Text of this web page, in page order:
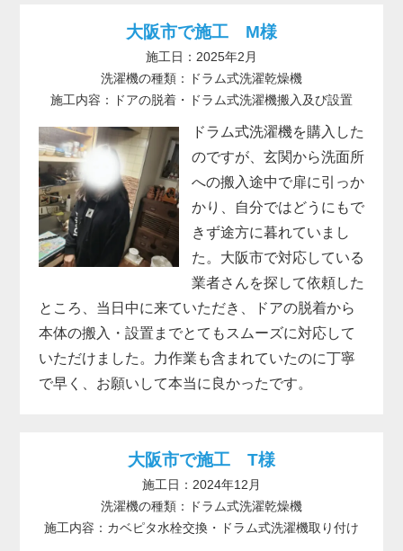
大阪市で施工 M様
施工日：2025年2月
洗濯機の種類：ドラム式洗濯乾燥機
施工内容：ドアの脱着・ドラム式洗濯機搬入及び設置
ドラム式洗濯機を購入した
のですが、玄関から洗面所
への搬入途中で扉に引っか
かり、自分ではどうにもで
きず途方に暮れていまし
た。大阪市で対応している
業者さんを探して依頼した
ところ、当日中に来ていただき、ドアの脱着から
本体の搬入・設置までとてもスムーズに対応して
いただけました。力作業も含まれていたのに丁寧
で早く、お願いして本当に良かったです。
大阪市で施工 T様
施工日：2024年12月
洗濯機の種類：ドラム式洗濯乾燥機
施工内容：カベピタ水栓交換・ドラム式洗濯機取り付け